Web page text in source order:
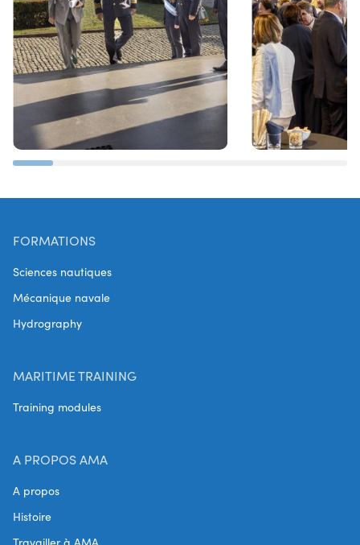
FORMATIONS
Sciences nautiques
Mécanique navale
Hydrography
MARITIME TRAINING
Training modules
A PROPOS AMA
A propos
Histoire
Travailler à AMA